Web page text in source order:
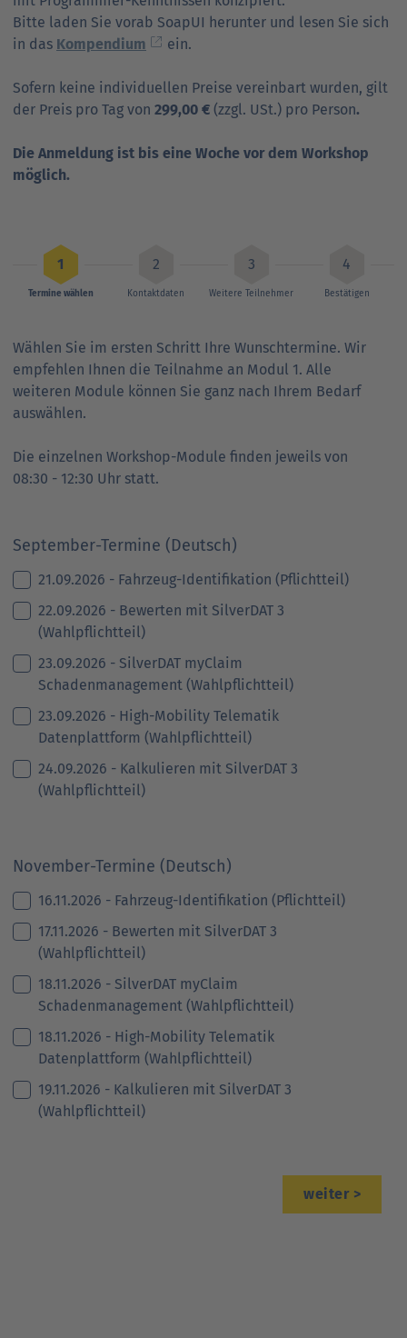
Bitte laden Sie vorab SoapUI herunter und lesen Sie sich
in das Kompendium ein.
Sofern keine individuellen Preise vereinbart wurden, gilt
der Preis pro Tag von 299,00 € (zzgl. USt.) pro Person.
Die Anmeldung ist bis eine Woche vor dem Workshop
möglich.
Termine wählen Kontaktdaten Weitere Teilnehmer Bestätigen
Wählen Sie im ersten Schritt Ihre Wunschtermine. Wir
empfehlen Ihnen die Teilnahme an Modul 1. Alle
weiteren Module können Sie ganz nach Ihrem Bedarf
auswählen.
Die einzelnen Workshop-Module finden jeweils von
08:30 - 12:30 Uhr statt.
September-Termine (Deutsch)
21.09.2026 - Fahrzeug-Identifikation (Pflichtteil)
22.09.2026 - Bewerten mit SilverDAT 3
(Wahlpflichtteil)
23.09.2026 - SilverDAT myClaim
Schadenmanagement (Wahlpflichtteil)
23.09.2026 - High-Mobility Telematik
Datenplattform (Wahlpflichtteil)
24.09.2026 - Kalkulieren mit SilverDAT 3
(Wahlpflichtteil)
November-Termine (Deutsch)
16.11.2026 - Fahrzeug-Identifikation (Pflichtteil)
17.11.2026 - Bewerten mit SilverDAT 3
(Wahlpflichtteil)
18.11.2026 - SilverDAT myClaim
Schadenmanagement (Wahlpflichtteil)
18.11.2026 - High-Mobility Telematik
Datenplattform (Wahlpflichtteil)
19.11.2026 - Kalkulieren mit SilverDAT 3
(Wahlpflichtteil)
>